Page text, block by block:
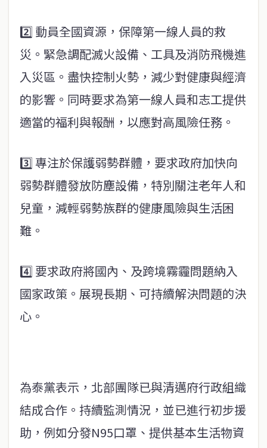
2️⃣ 動員全國資源，保障第一線人員的救
災。緊急調配滅火設備、工具及消防飛機進
入災區。盡快控制火勢，減少對健康與經濟
的影響。同時要求為第一線人員和志工提供
適當的福利與報酬，以應對高風險任務。
3️⃣ 專注於保護弱勢群體，要求政府加快向
弱勢群體發放防塵設備，特別關注老年人和
兒童，減輕弱勢族群的健康風險與生活困
難。
4️⃣ 要求政府將國內、及跨境霧霾問題納入
國家政策。展現長期、可持續解決問題的決
心。
為泰黨表示，北部團隊已與清邁府行政組織
結成合作。持續監測情況，並已進行初步援
助，例如分發N95口罩、提供基本生活物資